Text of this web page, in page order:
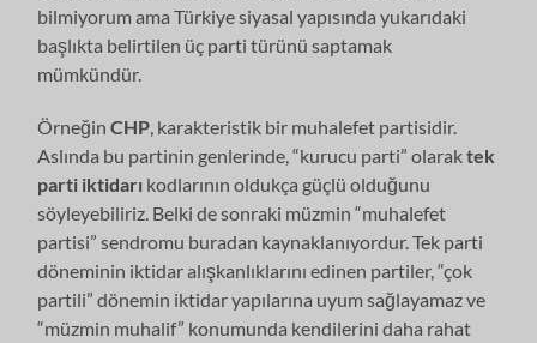
bilmiyorum ama Türkiye siyasal yapısında yukarıdaki
başlıkta belirtilen üç parti türünü saptamak
mümkündür.
ÖrneğinCHP , karakteristik bir muhalefet partisidir.
Aslında bu partinin genlerinde, “kurucu parti” olaraktek
parti iktidarı kodlarının oldukça güçlü olduğunu
söyleyebiliriz. Belki de sonraki müzmin “muhalefet
partisi” sendromu buradan kaynaklanıyordur. Tek parti
döneminin iktidar alışkanlıklarını edinen partiler, “çok
partili” dönemin iktidar yapılarına uyum sağlayamaz ve
“müzmin muhalif” konumunda kendilerini daha rahat